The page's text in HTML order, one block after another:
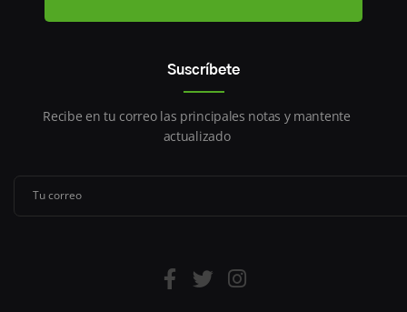
Suscríbete
Recibe en tu correo las principales notas y mantente
actualizado